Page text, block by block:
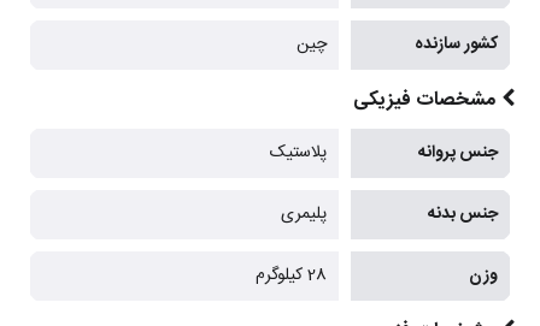
کشور سازنده چین
مشخصات فیزیکی
جنس پروانه پلاستیک
جنس بدنه پلیمری
وزن 28 کیلوگرم